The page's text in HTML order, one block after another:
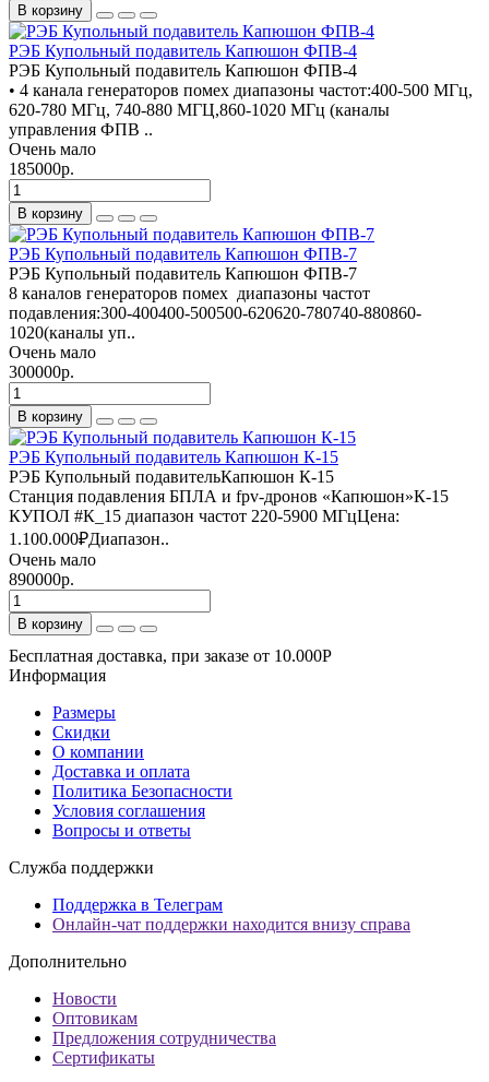
В корзину
РЭБ Купольный подавитель Капюшон ФПВ-4
РЭБ Купольный подавитель Капюшон ФПВ-4
• 4 канала генераторов помех диапазоны частот:400-500 МГц,
620-780 МГц, 740-880 МГЦ,860-1020 МГц (каналы
управления ФПВ ..
Очень мало
185000р.
В корзину
РЭБ Купольный подавитель Капюшон ФПВ-7
РЭБ Купольный подавитель Капюшон ФПВ-7
8 каналов генераторов помех диапазоны частот
подавления:300-400400-500500-620620-780740-880860-
1020(каналы уп..
Очень мало
300000р.
В корзину
РЭБ Купольный подавитель Капюшон К-15
РЭБ Купольный подавительКапюшон К-15
Станция подавления БПЛА и fpv-дронов «Капюшон»К-15
КУПОЛ #К_15 диапазон частот 220-5900 МГцЦена:
1.100.000₽Диапазон..
Очень мало
890000р.
В корзину
Бесплатная доставка, при заказе от 10.000Р
Информация
Размеры
Скидки
О компании
Доставка и оплата
Политика Безопасности
Условия соглашения
Вопросы и ответы
Служба поддержки
Поддержка в Телеграм
Онлайн-чат поддержки находится внизу справа
Дополнительно
Новости
Оптовикам
Предложения сотрудничества
Сертификаты